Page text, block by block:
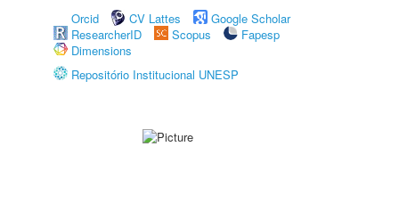
Orcid
CV Lattes
Google Scholar
ResearcherID
Scopus
Fapesp
Dimensions
Repositório Institucional UNESP